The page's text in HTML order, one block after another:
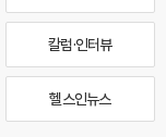
칼럼·인터뷰
헬스인뉴스